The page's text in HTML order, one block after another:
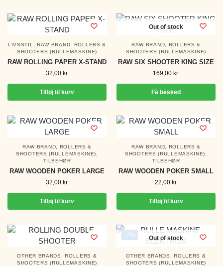
LIVSSTIL RAW BRAND
ROLLERS &
SHOOTERS (RULLEMASKINE)
RAW ROLLING PAPER X-STAND
32,00 kr.
Tilføj til kurv
Out of stock
RAW BRAND
ROLLERS &
SHOOTERS (RULLEMASKINE)
RAW SIX SHOOTER KING SIZE
169,00 kr.
Få besked
RAW BRAND
ROLLERS &
SHOOTERS (RULLEMASKINE)
TILBEHØR
RAW WOODEN POKER LARGE
32,00 kr.
Tilføj til kurv
RAW BRAND
ROLLERS &
SHOOTERS (RULLEMASKINE)
TILBEHØR
RAW WOODEN POKER SMALL
22,00 kr.
Tilføj til kurv
OTHER BRANDS ,ROLLERS &
SHOOTERS (RULLEMASKINE)
-7% Out of stock
OTHER BRANDS ,ROLLERS &
SHOOTERS (RULLEMASKINE)